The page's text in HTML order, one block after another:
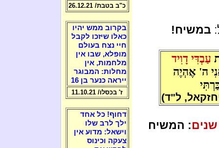
במשיח!
עַבְדִּי דָוִיד
ה' אֶהְיֶה
ל"ד)
: המשיח
כ"ב בטבת/ 26.12.21
בקרוב ממש יהיו
כאלו שיזכו לקבל
חיי נצח בעולם
מופלא, שבו אין
מלחמות, אין
מחלות: המבוגר
ייראה כנער בן 16
ז' בכסלו/ 11.10.21
דחוף! כל אחד
ילך לרב שלו
וישאל: מדוע אין
צעקה וכינוס